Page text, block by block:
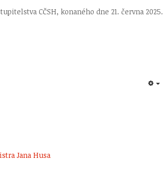
CČSH, konaného dne 21. června 2025.
Jana Husa